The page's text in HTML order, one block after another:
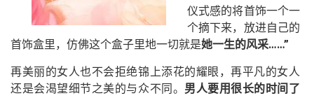
仪式感的将首饰一个一
个摘下来，放进自己的
首饰盒里，仿佛这个盒子里地一切就是她一生的风采……”
再美丽的女人也不会拒绝锦上添花的耀眼，再平凡的女人
还是会渴望细节之美的与众不同。 男人要用很长的时间了